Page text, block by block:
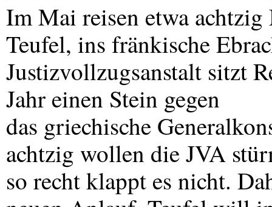
Im Mai reisen etwa
Teufel, ins fränkische
Justizvollzugsanstalt sitzt
Jahr einen Stein gegen
das griechische
achtzig wollen dieJVA
so recht klappt es nicht.